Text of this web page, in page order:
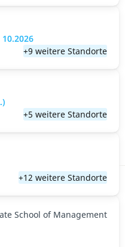
+9 weitere Standorte
+5 weitere Standorte
+12 weitere Standorte
School of Management